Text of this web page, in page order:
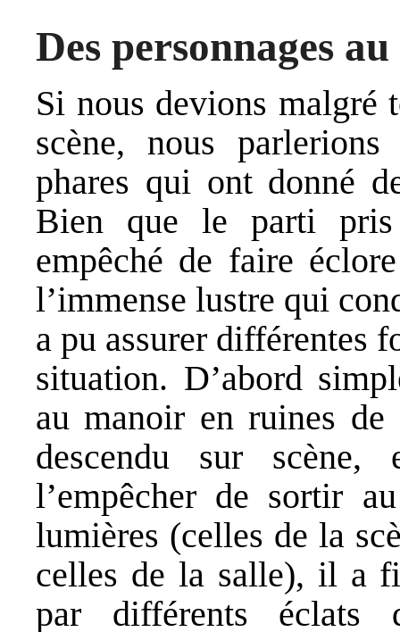
Des personnages
Si nous devions malgré
scène, nous
phares qui ont donné
Bien que le parti
empêché de faire
l’immense lustre qui
a pu assurer différentes
situation. D’abord
au manoir en ruines
descendu sur scène,
l’empêcher de sortir
lumières (celles de la
celles de la salle), il a
par différents éclats